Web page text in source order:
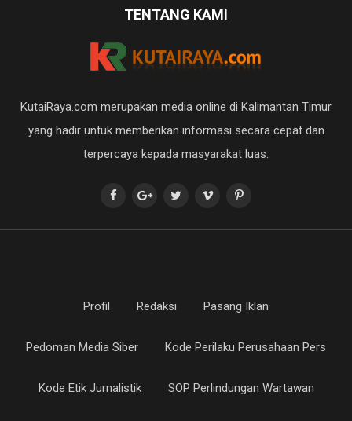
TENTANG KAMI
KutaiRaya.com merupakan media online di Kalimantan Timur
yang hadir untuk memberikan informasi secara cepat dan
terpercaya kepada masyarakat luas.
Profil Redaksi Pasang Iklan
Pedoman Media Siber Kode Perilaku Perusahaan Pers
Kode Etik Jurnalistik SOP Perlindungan Wartawan